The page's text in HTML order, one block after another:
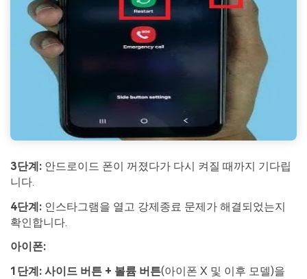
3단계: 안드로이드 폰이 꺼졌다가 다시 켜질 때까지 기다립
니다.
4단계: 인스타그램을 열고 강제종료 문제가 해결되었는지
확인합니다.
아이폰:
1단계: 사이드 버튼 + 볼륨 버튼(아이폰 X 및 이후 모델)을